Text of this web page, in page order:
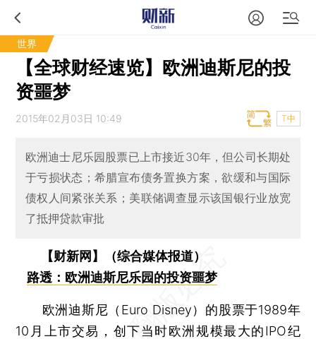
世界
【全球财经速览】欧洲迪斯尼的投
资噩梦
2015年02月03日 10:49 T中
欧洲迪士尼乐园股票已上市接近30年，但公司长期处
于亏损状态；希腊宣布债务置换方案，欲缓和与国际
债权人间紧张关系；美联储调查显示该国银行业放宽
了抵押贷款审批
【财新网】（综合媒体报道）
路透：欧洲迪斯尼乐园的投资噩梦
欧洲迪斯尼（Euro Disney）的股票于1989年
10月上市交易，创下当时欧洲规模最大的IPO纪